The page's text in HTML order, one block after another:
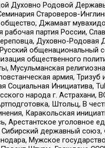
Духовно Родовой
Староверов-
Джамаат
партия России,
Духовно-
общественного
армия,
Социальная Инициатива,
народа г.
Штольц, В
Каракольская
Арестантское
державный
Мужское